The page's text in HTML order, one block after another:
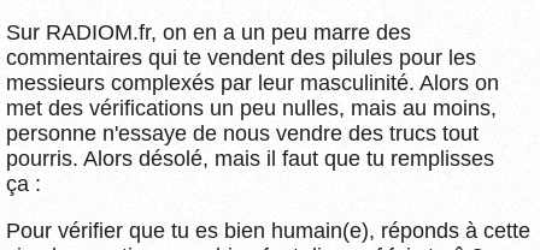
Sur RADIOM.fr, on en a un peu marre des
commentaires qui te vendent des pilules pour les
messieurs complexés par leur masculinité. Alors on
met des vérifications un peu nulles, mais au moins,
personne n'essaye de nous vendre des trucs tout
pourris. Alors désolé, mais il faut que tu remplisses
ça :
Pour vérifier que tu es bien humain(e), réponds à cette